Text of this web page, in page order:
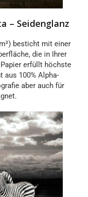
– Seidenglanz
besticht mit einer
die in Ihrer
erfüllt höchste
aus 100% Alpha-
aber auch für